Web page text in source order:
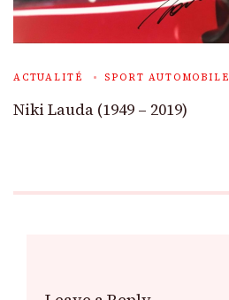
ACTUALITÉ SPORT AUTOMOBILE
Niki Lauda (1949 – 2019)